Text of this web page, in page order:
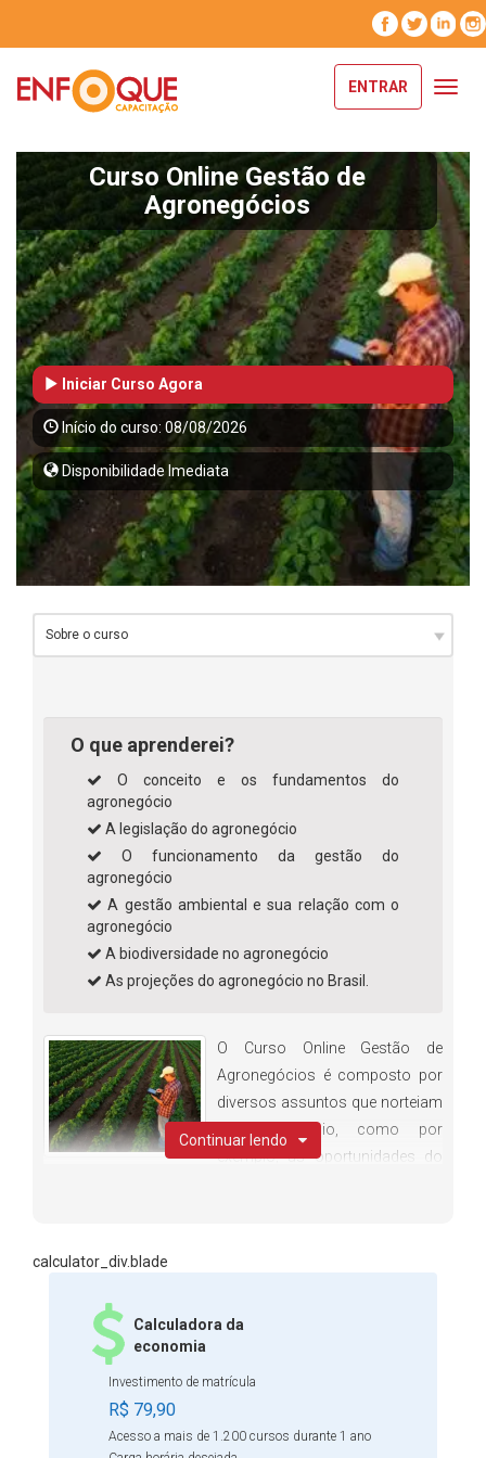
ENTRAR
Curso Online Gestão de
Agronegócios
Iniciar Curso Agora
Início do curso: 08/08/2026
Disponibilidade Imediata
O que aprenderei?
O conceito e os fundamentos do
agronegócio
A legislação do agronegócio
O funcionamento da gestão do
agronegócio
A gestão ambiental e sua relação com o
agronegócio
A biodiversidade no agronegócio
As projeções do agronegócio no Brasil.
O Curso Online Gestão de
Agronegócios é composto por
diversos assuntos que norteiam
o agronegócio, como por
exemplo, as oportunidades do
implantação, operação e melhoria de sistemas das
sistemas integrados de bens e serviços agrícolas,
envolvendo recursos humanos, recursos financeiros e
materiais, tecnologia, informação e insumos agrícolas e
agroenergia. Faça sua matrícula e tenha acesso a um
material diverso e de fácil compreensão sobre o assunto.
Continuar lendo
calculator_div.blade
Calculadora da
economia
Investimento de matrícula
R$ 79,90
Acesso a mais de 1.200 cursos durante 1 ano